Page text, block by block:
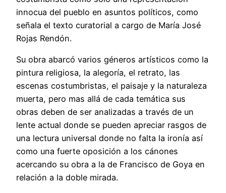
innocua del pueblo en asuntos políticos, como
señala el texto curatorial a cargo de María José
Rojas Rendón.
Su obra abarcó varios géneros artísticos como la
pintura religiosa, la alegoría, el retrato, las
escenas costumbristas, el paisaje y la naturaleza
muerta, pero mas allá de cada temática sus
obras deben de ser analizadas a través de un
lente actual donde se pueden apreciar rasgos de
una lectura universal donde no falta la ironía así
como una fuerte oposición a los cánones
acercando su obra a la de Francisco de Goya en
relación a la doble mirada.